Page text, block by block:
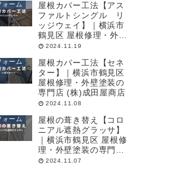
ォーム
屋根カバー工法【アス
ファルトシングル リ
ッジウェイ】｜横浜市
鶴見区 屋根修理・外壁
塗装の専門店 (株)成田
2024.11.19
ォーム
屋根カバー工法【セネ
ター】｜横浜市鶴見区
屋根修理・外壁塗装の
専門店 (株)成田屋商店
2024.11.08
ォーム
屋根の葺き替え【コロ
ニアル遮熱グラッサ】
｜横浜市鶴見区 屋根修
理・外壁塗装の専門店
(株)成田屋商店
2024.11.07